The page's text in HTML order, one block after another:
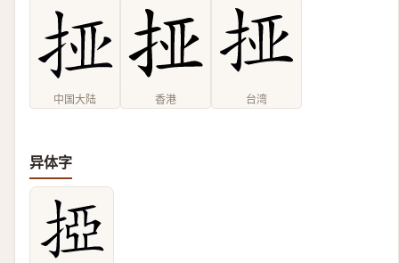
中国大陆 香港 台湾
异体字